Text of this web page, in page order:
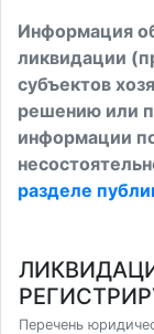
Информация
ликвидации
субъектов
решению или
информации
разделе
Перечень